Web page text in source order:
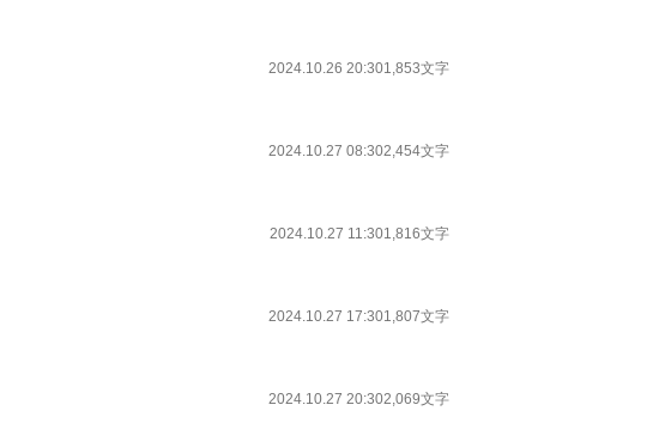
2024.10.26 20:301,853文字
2024.10.27 08:302,454文字
2024.10.27 11:301,816文字
2024.10.27 17:301,807文字
2024.10.27 20:302,069文字